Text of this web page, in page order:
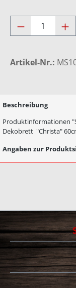
Produkt
Artikel-Nr.:
Beschreibung
Produktinformationen
Dekobrett "Christa"
Angaben zur